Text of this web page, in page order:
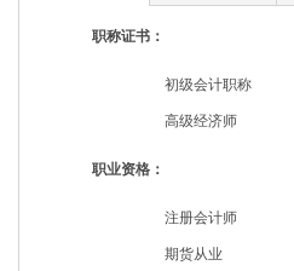
职称证书：
初级会计职称
高级经济师
职业资格：
注册会计师
期货从业